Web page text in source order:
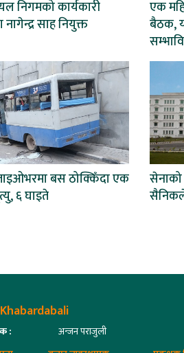
निगमको कार्यकारी
नागेन्द्र साह नियुक्त
एक
बैठक,
बस ठोक्किँदा एक
६ घाइते
:
अन्जन पराजुली